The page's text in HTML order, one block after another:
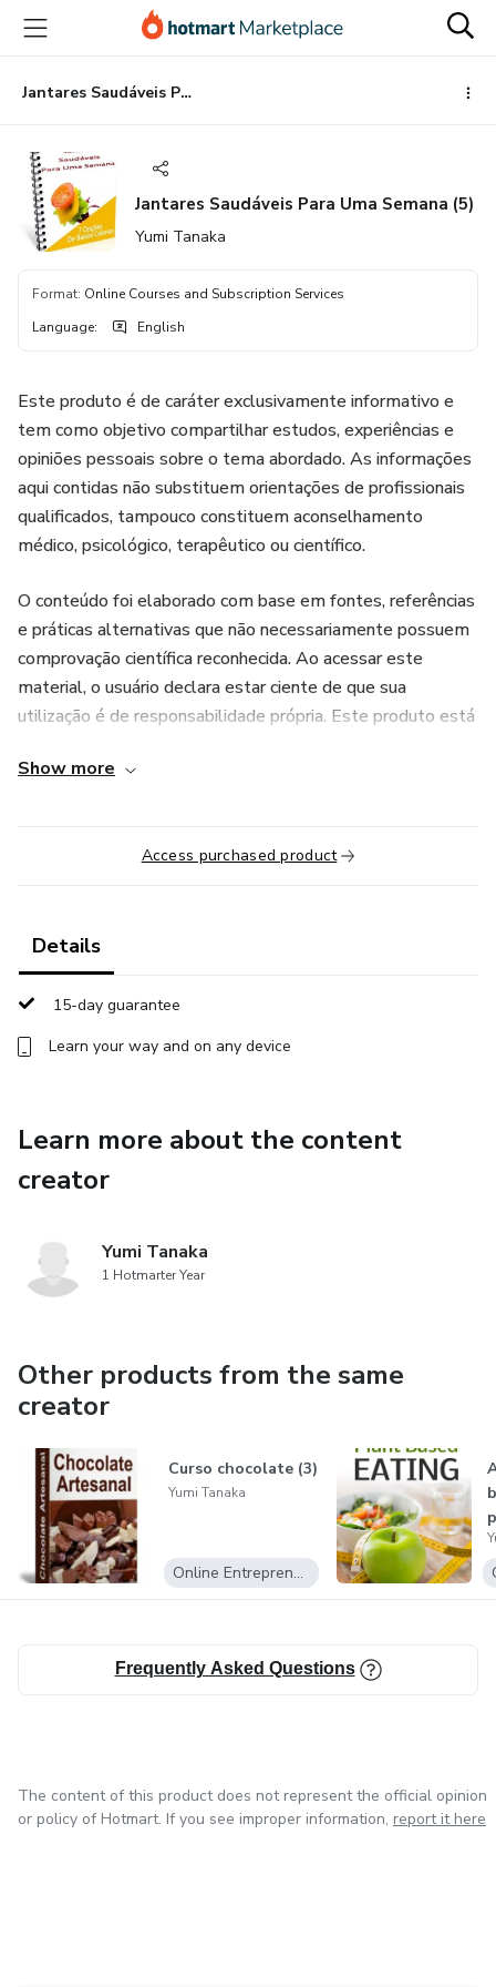
main
content
Jantares Saudáveis Para Uma Semana (5)
Jantares Saudáveis Para Uma Semana (5)
Yumi Tanaka
Format: Online Courses and Subscription Services
Language: English
Este produto é de caráter exclusivamente informativo e
tem como objetivo compartilhar estudos, experiências e
opiniões pessoais sobre o tema abordado. As informações
aqui contidas não substituem orientações de profissionais
qualificados, tampouco constituem aconselhamento
médico, psicológico, terapêutico ou científico.
O conteúdo foi elaborado com base em fontes, referências
e práticas alternativas que não necessariamente possuem
comprovação científica reconhecida. Ao acessar este
material, o usuário declara estar ciente de que sua
utilização é de responsabilidade própria. Este produto está
da plataforma e destina-se apenas a fins educacionais e de
Show more
Access purchased product
Details
15-day guarantee
Learn your way and on any device
Learn more about the content
creator
Yumi Tanaka
1 Hotmarter Year
Other products from the same
creator
Curso chocolate (3)
Yumi Tanaka
Online Entrepreneurship
Frequently Asked Questions
The content of this product does not represent the official opinion
or policy of Hotmart. If you see improper information, report it here